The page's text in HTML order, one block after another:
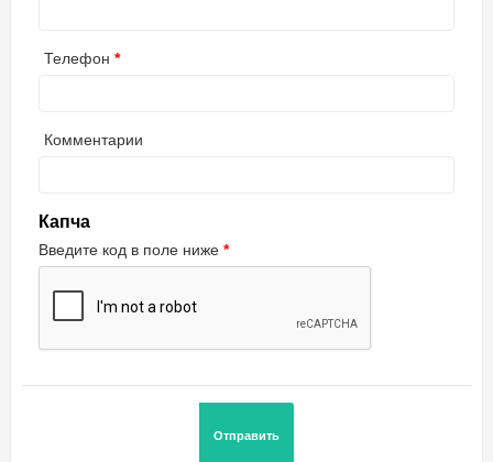
Телефон
Комментарии
Капча
Введите код в поле ниже